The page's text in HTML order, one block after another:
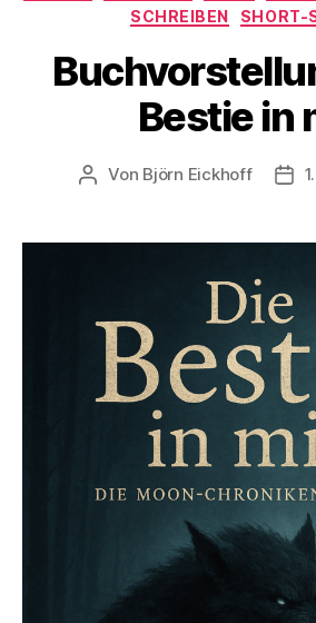
SCHREIBEN
SHORT-
Bestie in
Beitragsautor
Von Björn Eickhoff